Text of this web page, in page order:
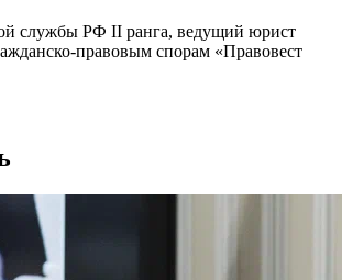
службы РФ II ранга, ведущий юрист
правовым спорам «Правовест